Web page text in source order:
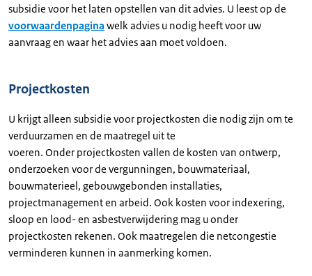
subsidie voor het laten opstellen van dit advies. U leest op de
voorwaardenpagina welk advies u nodig heeft voor uw
aanvraag en waar het advies aan moet voldoen.
Projectkosten
U krijgt alleen subsidie voor projectkosten die nodig zijn om te
verduurzamen en de maatregel uit te
voeren. Onder projectkosten vallen de kosten van ontwerp,
onderzoeken voor de vergunningen, bouwmateriaal,
bouwmaterieel, gebouwgebonden installaties,
projectmanagement en arbeid. Ook kosten voor indexering,
sloop en lood- en asbestverwijdering mag u onder
projectkosten rekenen. Ook maatregelen die netcongestie
verminderen kunnen in aanmerking komen.